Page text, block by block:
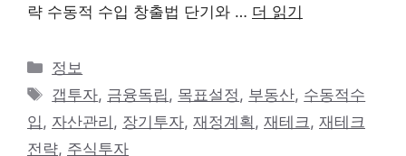
략 수동적 수입 창출법 단기와 … 더 읽기
카
테
리
정보
태
그
갭투자, 금융독립, 목표설정, 부동산, 수동적수
입, 자산관리 , 장기투자, 재정계획, 재테크, 재테크
전략, 주식투자